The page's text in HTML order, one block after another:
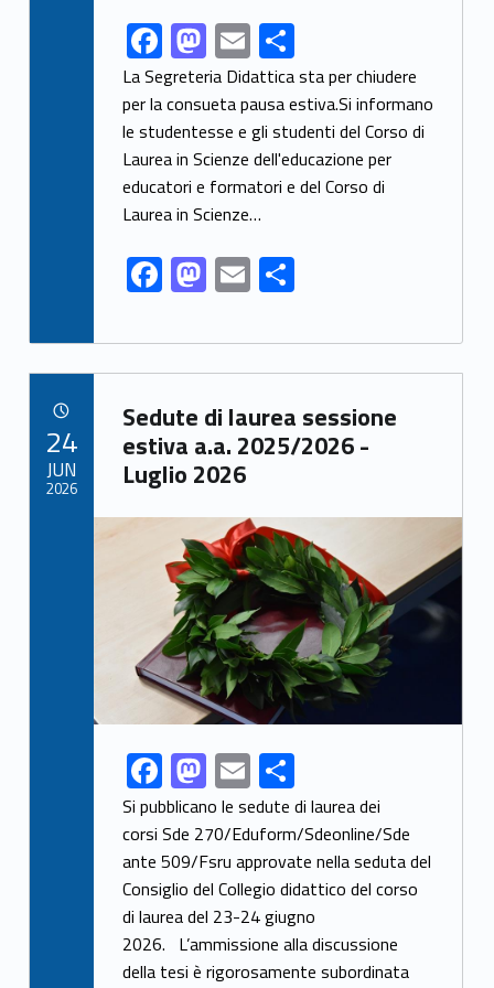
Link identifier share facebook archive #share-link-archive-2506F
ac
e
b
o
o
k
M
as
to
d
o
n
E
m
ai
l
S
h
ar
e
La Segreteria Didattica sta per chiudere
per la consueta pausa estiva.Si informano
le studentesse e gli studenti del Corso di
Laurea in Scienze dell'educazione per
educatori e formatori e del Corso di
Laurea in Scienze…
F
ac
e
b
o
o
k
M
as
to
d
o
n
E
m
ai
l
S
ar
e
Link identifier archive #link-archive-87138
Sedute di laurea sessione
estiva a.a. 2025/2026 -
Luglio 2026
Link identifier archive #link-archive-thumb-soap-77203
Link identifier share facebook archive #share-link-archive-48098F
ac
e
b
o
o
M
as
to
d
o
n
E
m
ai
l
S
h
ar
e
Si pubblicano le sedute di laurea dei
corsi Sde 270/Eduform/Sdeonline/Sde
ante 509/Fsru approvate nella seduta del
Consiglio del Collegio didattico del corso
di laurea del 23-24 giugno
2026. L’ammissione alla discussione
della tesi è rigorosamente subordinata
24
JUN
2026